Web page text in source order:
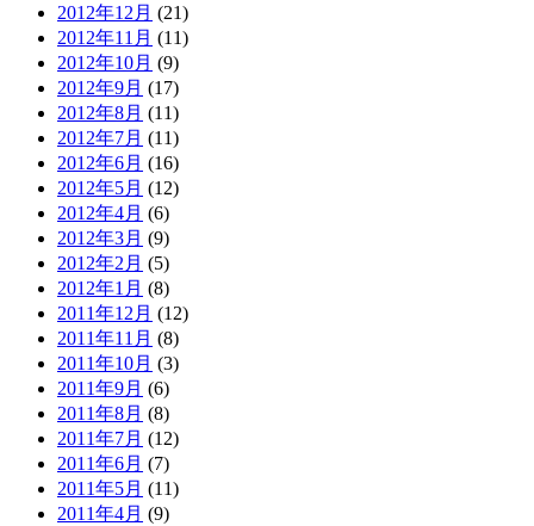
2012年12月 (21)
2012年11月 (11)
2012年10月 (9)
2012年9月 (17)
2012年8月 (11)
2012年7月 (11)
2012年6月 (16)
2012年5月 (12)
2012年4月 (6)
2012年3月 (9)
2012年2月 (5)
2012年1月 (8)
2011年12月 (12)
2011年11月 (8)
2011年10月 (3)
2011年9月 (6)
2011年8月 (8)
2011年7月 (12)
2011年6月 (7)
2011年5月 (11)
2011年4月 (9)